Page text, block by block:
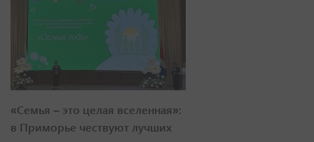
«Семья – это целая вселенная»:
в Приморье чествуют лучших